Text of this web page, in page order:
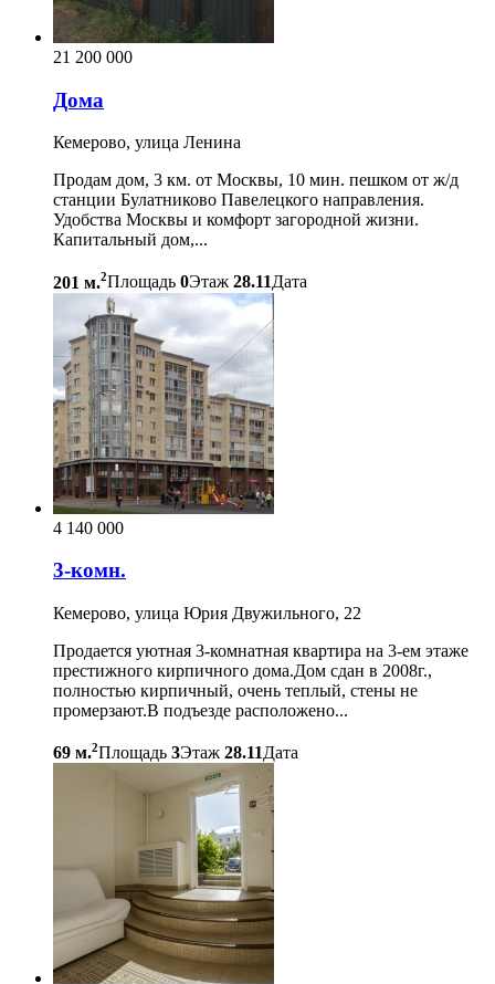
21 200 000
Дома
Кемерово, улица Ленина
Продам дом, 3 км. от Москвы, 10 мин. пешком от ж/д
станции Булатниково Павелецкого направления.
Удобства Москвы и комфорт загородной жизни.
Капитальный дом,...
201 м.2Площадь 0Этаж 28.11Дата
4 140 000
3-комн.
Кемерово, улица Юрия Двужильного, 22
Продается уютная 3-комнатная квартира на 3-ем этаже
престижного кирпичного дома.Дом сдан в 2008г.,
полностью кирпичный, очень теплый, стены не
промерзают.В подъезде расположено...
69 м.2Площадь 3Этаж 28.11Дата